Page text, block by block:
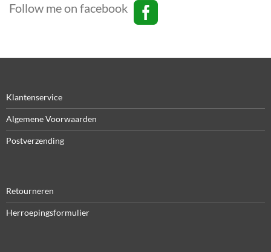
Follow me on facebook
Klantenservice
Algemene Voorwaarden
Postverzending
Retourneren
Herroepingsformulier